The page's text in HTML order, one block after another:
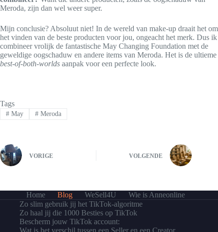
Meroda, zijn dan wel weer super.
Mijn conclusie? Absoluut niet! In de wereld van make-up draait het om
het vinden van de beste producten voor jou, ongeacht het merk. Dus ik
combineer vrolijk de fantastische May Changing Foundation met de
geweldige oogschaduw en andere items van Meroda. Het is de ultieme
best-of-both-worlds aanpak voor een perfecte look.
Tags
#May #Meroda
VORIGE VOLGENDE
Home Blog WeSell4U
Wie is Anneonline
Zo slim gebruik jij het TikTok-algoritme
Zo haal jij die 1000 Besties op TikTok
Bescherm jouw TikTok account: